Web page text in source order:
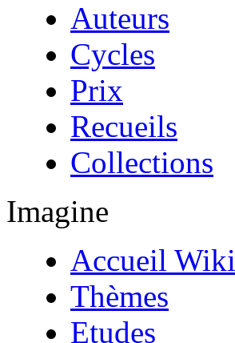
Auteurs
Cycles
Prix
Recueils
Collections
Imagine
Accueil Wiki
Thèmes
Etudes